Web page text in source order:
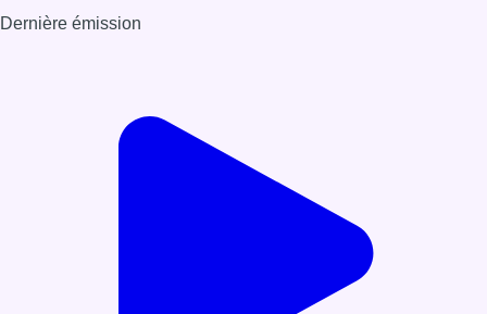
Dernière émission